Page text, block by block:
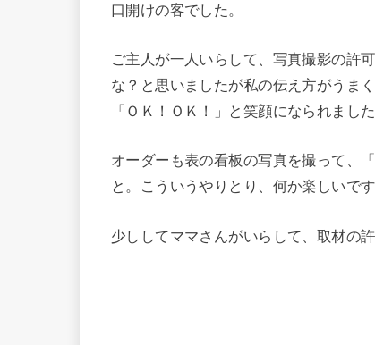
口開けの客でした。
ご主人が一人いらして、写真撮影の許
な？と思いましたが私の伝え方がうま
「ＯＫ！ＯＫ！」と笑顔になられました
オーダーも表の看板の写真を撮って、
と。こういうやりとり、何か楽しいです
少ししてママさんがいらして、取材の